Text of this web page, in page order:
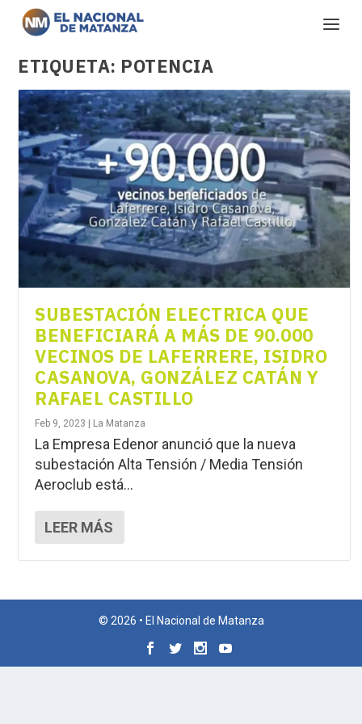
ETIQUETA: POTENCIA
SUBESTACIÓN ELECTRICA QUE
BENEFICIARÁ A MÁS DE 90.000
VECINOS DE LAFERRERE, ISIDRO
CASANOVA, GONZÁLEZ CATÁN Y
RAFAEL CASTILLO
Feb 9, 2023 La Matanza
La Empresa Edenor anunció que la nueva
subestación Alta Tensión / Media Tensión
Aeroclub está...
LEER MÁS
© 2026 • El Nacional de Matanza